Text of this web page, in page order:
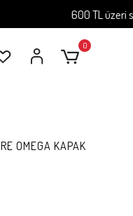
600 TL üzeri
0
OMEGA KAPAK